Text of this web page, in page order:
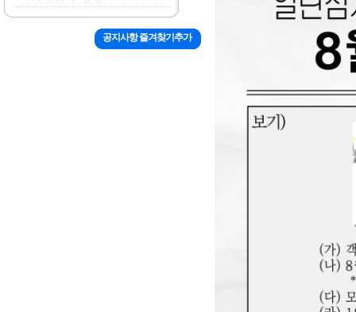
공지사항 즐겨찾기추가